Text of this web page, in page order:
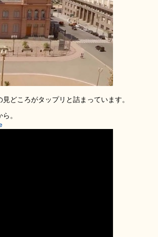
どころがタップリと詰まっています。
。